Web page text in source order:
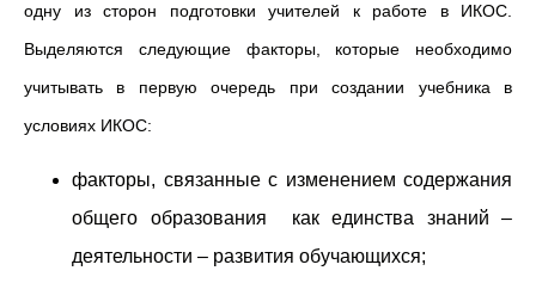
одну из сторон подготовки учителей к работе в ИКОС.
Выделяются следующие факторы, которые необходимо
учитывать в первую очередь при создании учебника в
условиях ИКОС:
факторы, связанные с изменением содержания
общего образования как единства знаний –
деятельности – развития обучающихся;